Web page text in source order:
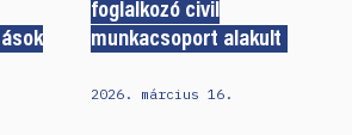
foglalkozó civil
munkacsoport alakult
2026. március 16.